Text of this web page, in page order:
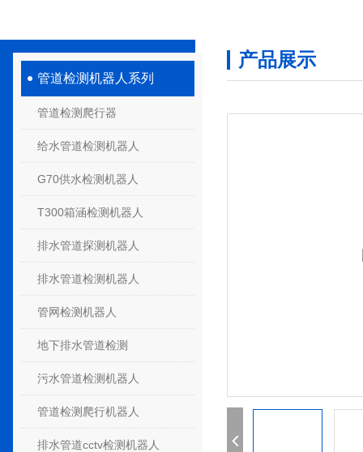
管道检测机器人系列
管道检测爬行器
给水管道检测机器人
G70供水检测机器人
T300箱涵检测机器人
排水管道探测机器人
排水管道检测机器人
管网检测机器人
地下排水管道检测
污水管道检测机器人
管道检测爬行机器人
排水管道cctv检测机器人
产品展示